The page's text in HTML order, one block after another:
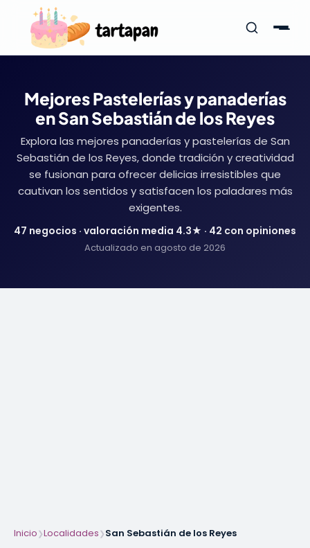
Mejores Pastelerías y panaderías
en San Sebastián de los Reyes
Explora las mejores panaderías y pastelerías de San
Sebastián de los Reyes, donde tradición y creatividad
se fusionan para ofrecer delicias irresistibles que
cautivan los sentidos y satisfacen los paladares más
exigentes.
47 negocios · valoración media 4.3★ · 42 con opiniones
Actualizado en agosto de 2026
Inicio❯Localidades❯San Sebastián de los Reyes